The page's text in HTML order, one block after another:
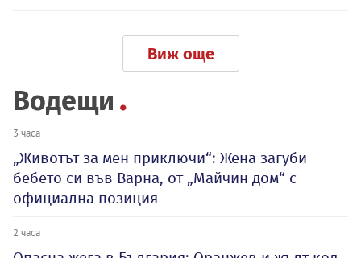
Виж още
Водещи
3 часа
„Животът за мен приключи“: Жена загуби
бебето си във Варна, от „Майчин дом“ с
официална позиция
2 часа